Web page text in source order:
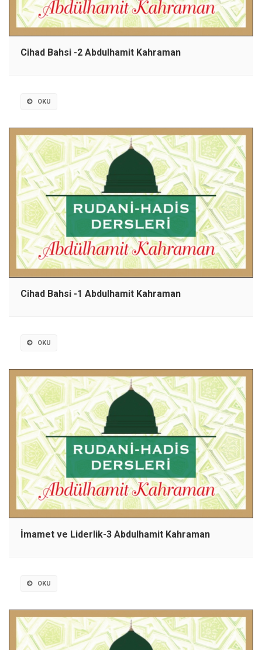
Cihad Bahsi -2 Abdulhamit Kahraman
OKU
Cihad Bahsi -1 Abdulhamit Kahraman
OKU
İmamet ve Liderlik-3 Abdulhamit Kahraman
OKU